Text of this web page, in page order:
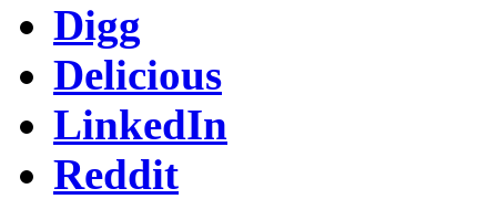
Digg
Delicious
LinkedIn
Reddit